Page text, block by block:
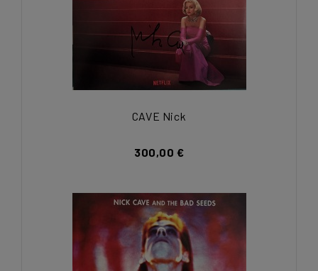
CAVE Nick
300,00 €